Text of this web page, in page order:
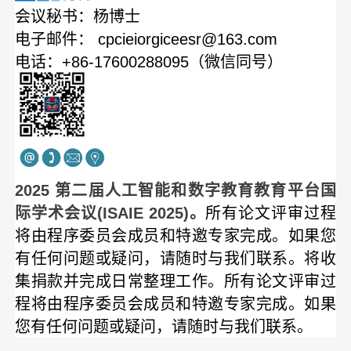
会议秘书：杨博士
电子邮件：cpcieiorgiceesr@163.com
电话：+86-17600288095（微信同号）
2025 第二届人工智能和数字教育教育平台国
际学术会议(ISAIE 2025)。 所有论文评审过程
将由程序委员会成员和特邀专家完成。 如果您
有任何问题或疑问，请随时与我们联系。 将收
集捐款并完成日常整理工作。所有论文评审过
程将由程序委员会成员和特邀专家完成。 如果
您有任何问题或疑问，请随时与我们联系。